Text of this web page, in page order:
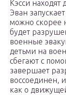
Кэсси находят
Эван
можно скорее
будет
военные
детьми на
сбегают с
завершает
воссоединен,
как о